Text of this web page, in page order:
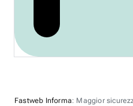
Fastweb Informa: Maggior